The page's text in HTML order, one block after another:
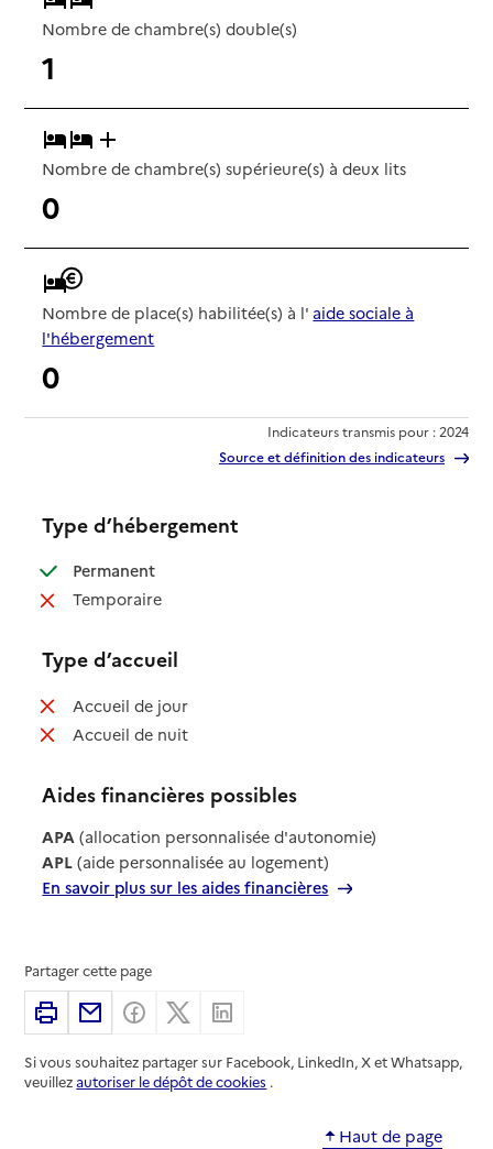
Nombre de chambre(s) double(s)
1
Nombre de chambre(s) supérieure(s) à deux lits
0
Nombre de place(s) habilitée(s) à l' aide sociale à
l'hébergement
0
Indicateurs transmis pour : 2024
Source et définition des indicateurs
Type d’hébergement
Permanent: disponible
Temporaire: non disponible
Type d’accueil
Accueil de jour: non disponible
Accueil de nuit: non disponible
Aides financières possibles
APA (allocation personnalisée d'autonomie)
APL (aide personnalisée au logement)
En savoir plus sur les aides financières
Partager cette page
ImprimerPartager par email
Partager sur Facebook
Partager sur X
Si vous souhaitez partager sur Facebook, LinkedIn, X et Whatsapp,
veuillezautoriser le dépôt de cookies .
Haut de page